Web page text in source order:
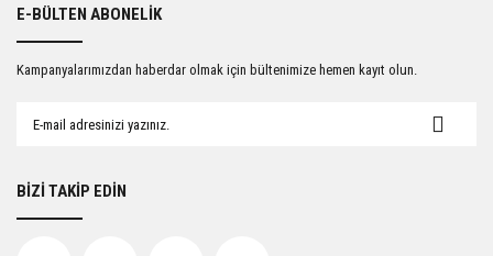
Gönder
E-BÜLTEN ABONELİK
Kampanyalarımızdan haberdar olmak için bültenimize hemen kayıt olun.
BİZİ TAKİP EDİN